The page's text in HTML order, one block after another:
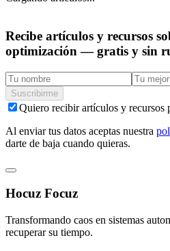
Recibe artículos y recursos
optimización — gratis y sin
Suscribirme
Quiero recibir artículos y recursos
Al enviar tus datos aceptas nuestra
darte de baja cuando quieras.
Hocuz Focuz
Transformando caos en sistemas
recuperar su tiempo.